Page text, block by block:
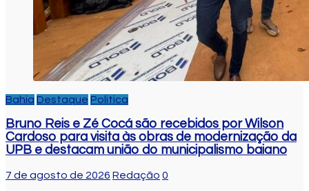
Bahia Destaque Politica
Bruno Reis e Zé Cocá são recebidos por Wilson
Cardoso para visita às obras de modernização da
UPB e destacam união do municipalismo baiano
7 de agosto de 2026 Redação 0